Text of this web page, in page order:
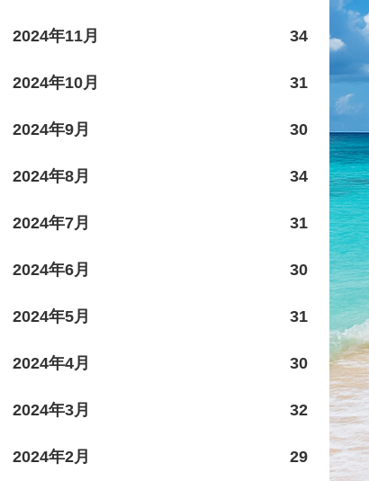
2024年11月 34
2024年10月 31
2024年9月 30
2024年8月 34
2024年7月 31
2024年6月 30
2024年5月 31
2024年4月 30
2024年3月 32
2024年2月 29